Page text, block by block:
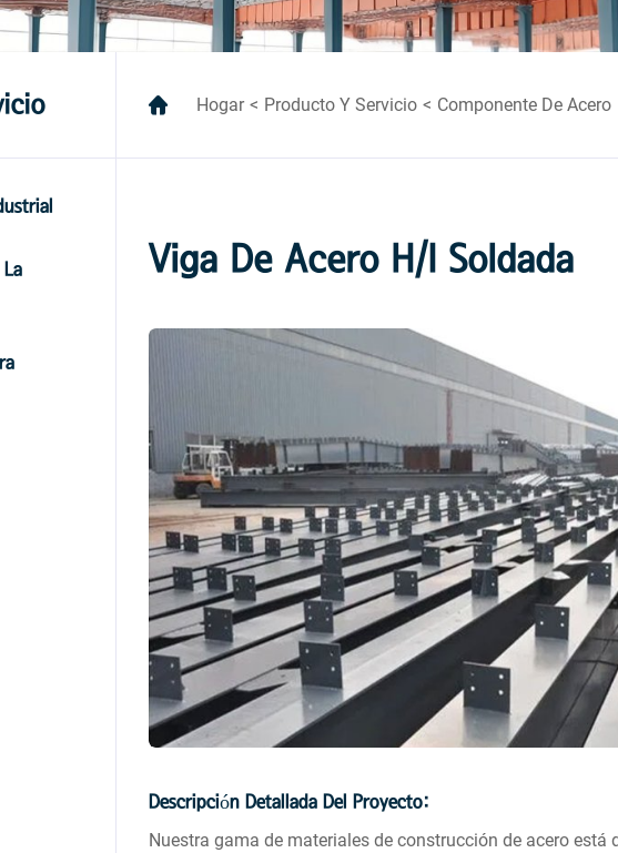
Hogar Producto Y Servicio Componente De Acero
Viga De Acero H/I Soldada
Descripción Detallada Del Proyecto:
Nuestra gama de materiales de construcción de acero